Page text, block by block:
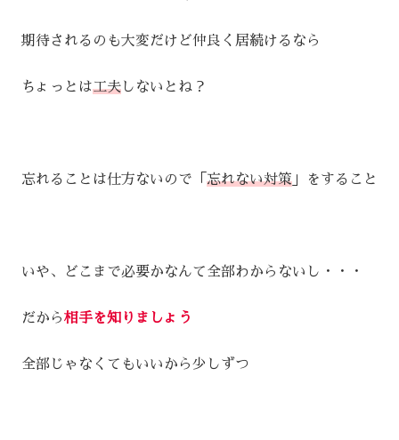
期待されるのも大変だけど仲良く居続けるなら
ちょっとは工夫 しないとね？
忘れることは仕方ないので「 忘れない対策 」をすること
いや、どこまで必要かなんて全部わからないし・・・
だから相手を知りましょう
全部じゃなくてもいいから少しずつ